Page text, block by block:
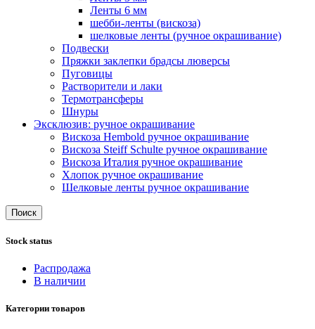
Ленты 6 мм
шебби-ленты (вискоза)
шелковые ленты (ручное окрашивание)
Подвески
Пряжки заклепки брадсы люверсы
Пуговицы
Растворители и лаки
Термотрансферы
Шнуры
Эксклюзив: ручное окрашивание
Вискоза Hembold ручное окрашивание
Вискоза Steiff Schulte ручное окрашивание
Вискоза Италия ручное окрашивание
Хлопок ручное окрашивание
Шелковые ленты ручное окрашивание
Поиск
Stock status
Распродажа
В наличии
Категории товаров